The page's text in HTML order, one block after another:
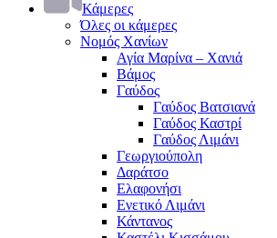
Κάμερες
Όλες οι κάμερες
Νομός Χανίων
Αγία Μαρίνα – Χανιά
Βάμος
Γαύδος
Γαύδος Βατσιανά
Γαύδος Καστρί
Γαύδος Λιμάνι
Γεωργιούπολη
Δαράτσο
Ελαφονήσι
Ενετικό Λιμάνι
Κάντανος